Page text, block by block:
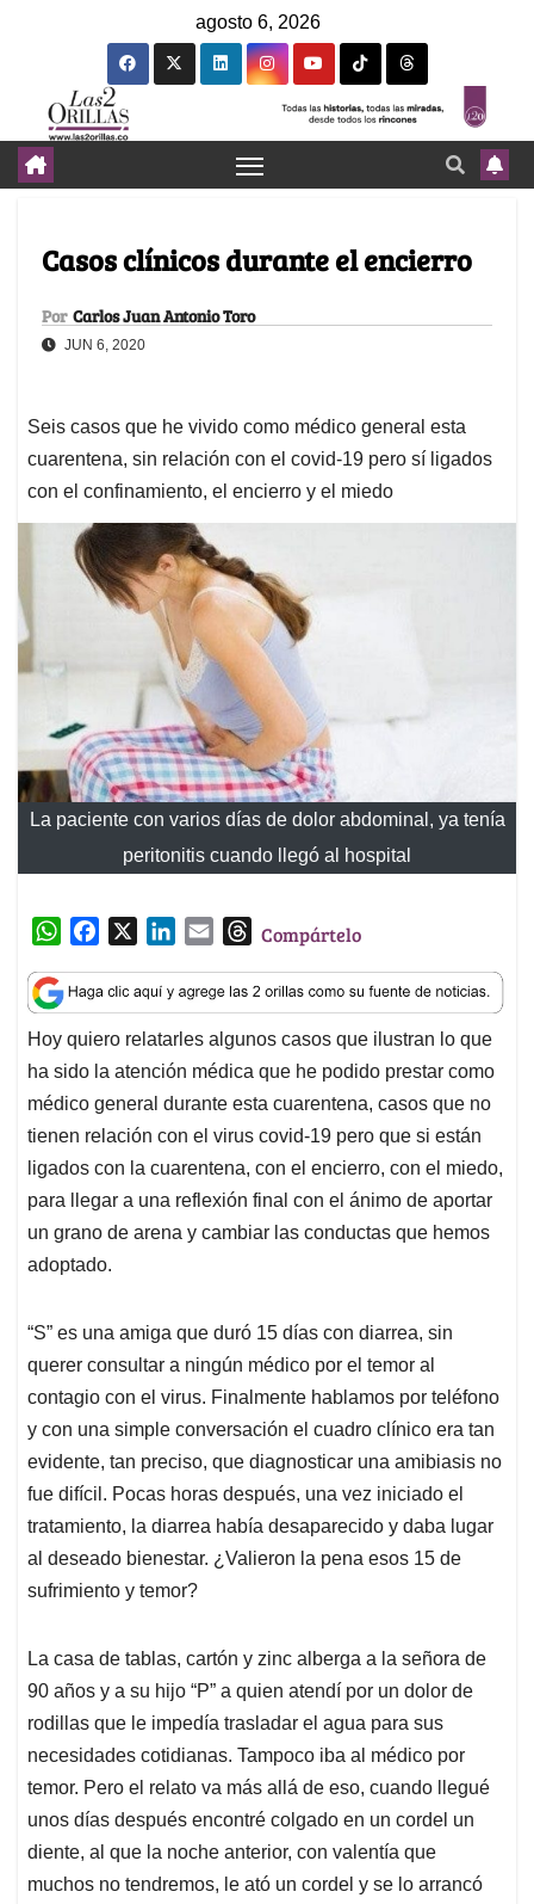
agosto 6, 2026
Casos clínicos durante el encierro
Por Carlos Juan Antonio Toro
JUN 6, 2020
Seis casos que he vivido como médico general esta
cuarentena, sin relación con el covid-19 pero sí ligados
con el confinamiento, el encierro y el miedo
La paciente con varios días de dolor abdominal, ya tenía
peritonitis cuando llegó al hospital
W
a
t
s
A
p
p
c
e
b
o
o
k
n
k
e
d
I
n
a
i
l
T
r
e
a
d
s
Compártelo
Hoy quiero relatarles algunos casos que ilustran lo que
ha sido la atención médica que he podido prestar como
médico general durante esta cuarentena, casos que no
tienen relación con el virus covid-19 pero que si están
ligados con la cuarentena, con el encierro, con el miedo,
para llegar a una reflexión final con el ánimo de aportar
un grano de arena y cambiar las conductas que hemos
adoptado.
“S” es una amiga que duró 15 días con diarrea, sin
querer consultar a ningún médico por el temor al
contagio con el virus. Finalmente hablamos por teléfono
y con una simple conversación el cuadro clínico era tan
evidente, tan preciso, que diagnosticar una amibiasis no
fue difícil. Pocas horas después, una vez iniciado el
tratamiento, la diarrea había desaparecido y daba lugar
al deseado bienestar. ¿Valieron la pena esos 15 de
sufrimiento y temor?
La casa de tablas, cartón y zinc alberga a la señora de
90 años y a su hijo “P” a quien atendí por un dolor de
rodillas que le impedía trasladar el agua para sus
necesidades cotidianas. Tampoco iba al médico por
temor. Pero el relato va más allá de eso, cuando llegué
unos días después encontré colgado en un cordel un
diente, al que la noche anterior, con valentía que
muchos no tendremos, le ató un cordel y se lo arrancó